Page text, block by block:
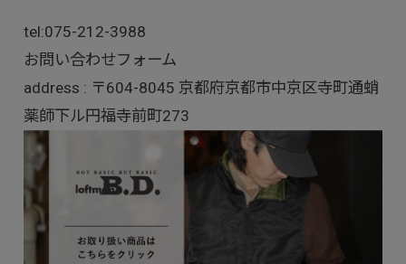
tel:075-212-3988
お問い合わせフォーム
address : 〒604-8045 京都府京都市中京区寺町通蛸
薬師下ル円福寺前町273